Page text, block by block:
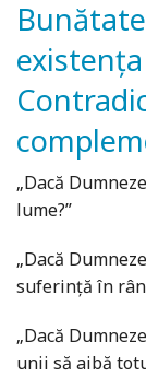
„Dacă
lume?”
„Dacă
suferință în
„Dacă
unii să aibă